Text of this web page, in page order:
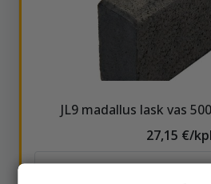
JL9 madallus lask vas
27,15 €/kpl